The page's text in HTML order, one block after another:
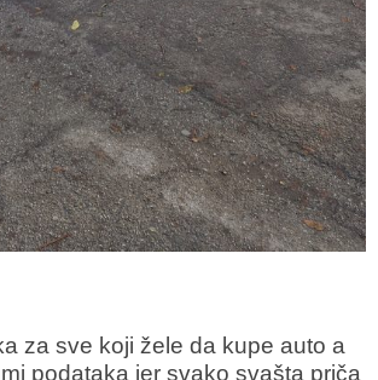
za sve koji žele da kupe auto a
podataka jer svako svašta priča